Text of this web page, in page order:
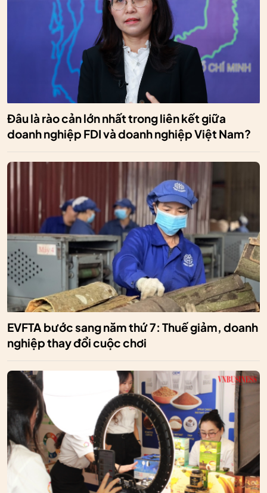
Đâu là rào cản lớn nhất trong liên kết giữa
doanh nghiệp FDI và doanh nghiệp Việt Nam?
EVFTA bước sang năm thứ 7: Thuế giảm, doanh
nghiệp thay đổi cuộc chơi